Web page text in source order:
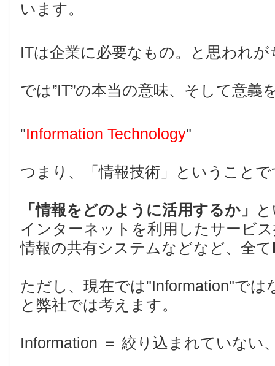
います。
ITは企業に必要なもの。と思われ
では”IT”の本当の意味、そして意義
"Information Technology"
つまり、「情報技術」ということで
「情報をどのように活用するか」
インターネットを利用したサービ
情報の共有システムなどなど、全て
ただし、現在では"Information"では
と弊社では考えます。
Information ＝ 絞り込まれていない